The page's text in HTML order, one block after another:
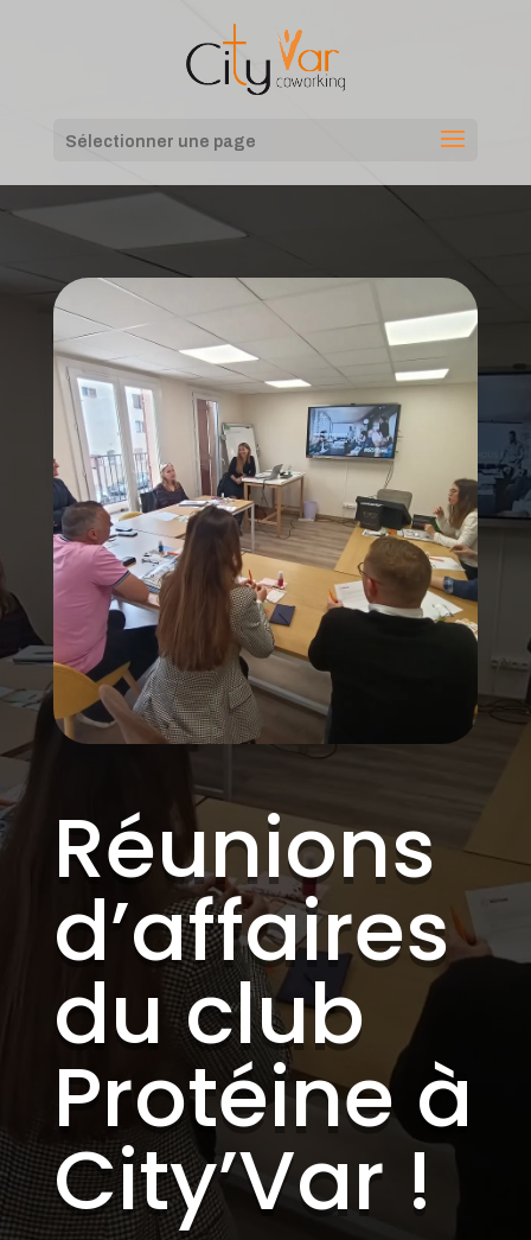
Sélectionner une page
Réunions
d’affaires
du club
Protéine à
City’Var !